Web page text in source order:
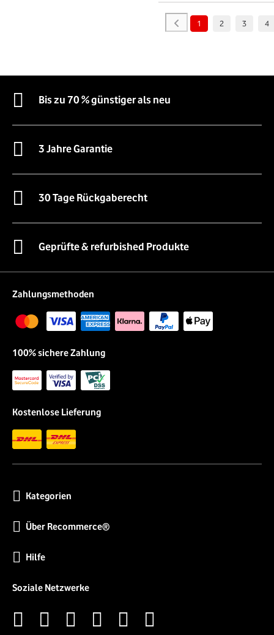
1 2 3 4
Bis zu 70 % günstiger als neu
3 Jahre Garantie
30 Tage Rückgaberecht
Geprüfte & refurbished Produkte
Zahlungsmethoden
100% sichere Zahlung
Kostenlose Lieferung
Kategorien
Über Recommerce®
Hilfe
Soziale Netzwerke